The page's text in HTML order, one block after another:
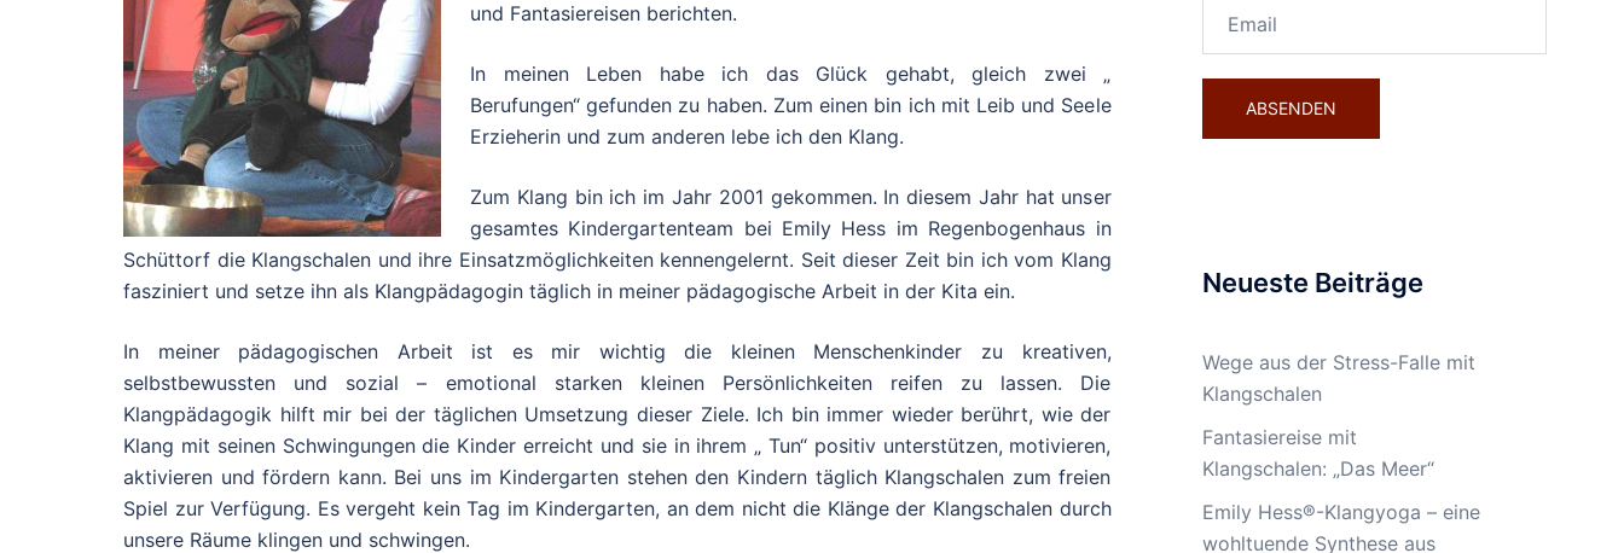
und Fantasiereisen berichten.
In meinen Leben habe ich das Glück gehabt, gleich zwei „
Berufungen“ gefunden zu haben. Zum einen bin ich mit Leib und Seele
Erzieherin und zum anderen lebe ich den Klang.
Zum Klang bin ich im Jahr 2001 gekommen. In diesem Jahr hat unser
gesamtes Kindergartenteam bei Emily Hess im Regenbogenhaus in
Schüttorf die Klangschalen und ihre Einsatzmöglichkeiten kennengelernt. Seit dieser Zeit bin ich vom Klang
fasziniert und setze ihn als Klangpädagogin täglich in meiner pädagogische Arbeit in der Kita ein.
In meiner pädagogischen Arbeit ist es mir wichtig die kleinen Menschenkinder zu kreativen,
selbstbewussten und sozial – emotional starken kleinen Persönlichkeiten reifen zu lassen. Die
Klangpädagogik hilft mir bei der täglichen Umsetzung dieser Ziele. Ich bin immer wieder berührt, wie der
Klang mit seinen Schwingungen die Kinder erreicht und sie in ihrem „ Tun“ positiv unterstützen, motivieren,
aktivieren und fördern kann. Bei uns im Kindergarten stehen den Kindern täglich Klangschalen zum freien
Spiel zur Verfügung. Es vergeht kein Tag im Kindergarten, an dem nicht die Klänge der Klangschalen durch
unsere Räume klingen und schwingen.
Neueste Beiträge
Wege aus der Stress-Falle mit
Klangschalen
Fantasiereise mit
Klangschalen: „Das Meer“
Emily Hess®-Klangyoga – eine
wohltuende Synthese aus